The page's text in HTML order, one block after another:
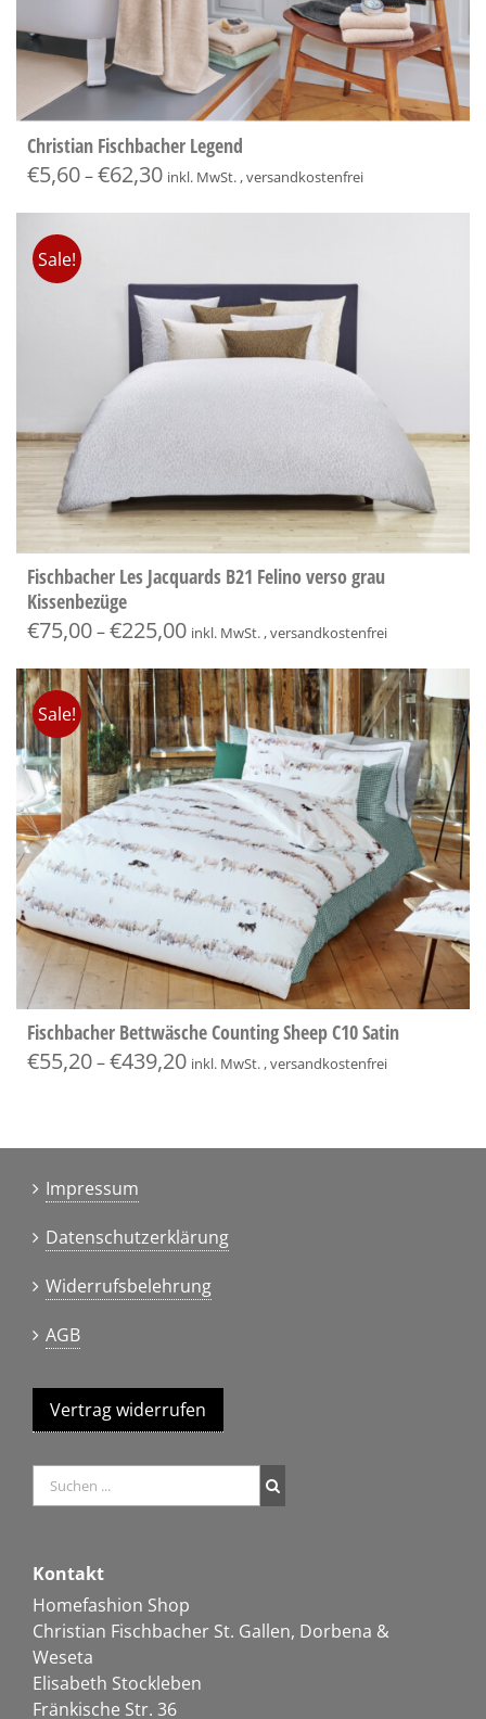
Christian Fischbacher Legend
€5,60–€62,30 inkl. MwSt. , versandkostenfrei
Sale!
Fischbacher Les Jacquards B21 Felino verso grau
Kissenbezüge
€75,00–€225,00 inkl. MwSt. , versandkostenfrei
Sale!
Fischbacher Bettwäsche Counting Sheep C10 Satin
€55,20–€439,20 inkl. MwSt. , versandkostenfrei
Impressum
Datenschutzerklärung
Widerrufsbelehrung
AGB
Vertrag widerrufen
Kontakt
Homefashion Shop
Christian Fischbacher St. Gallen, Dorbena &
Weseta
Elisabeth Stockleben
Fränkische Str. 36